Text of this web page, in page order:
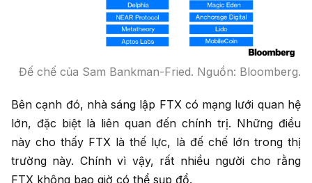
Đế chế của Sam Bankman-Fried. Nguồn: Bloomberg.
Bên cạnh đó, nhà sáng lập FTX có mạng lưới quan hệ
lớn, đặc biệt là liên quan đến chính trị. Những điều
này cho thấy FTX là thế lực, là đế chế lớn trong thị
trường này. Chính vì vậy, rất nhiều người cho rằng
FTX không bao giờ có thể sụp đổ.